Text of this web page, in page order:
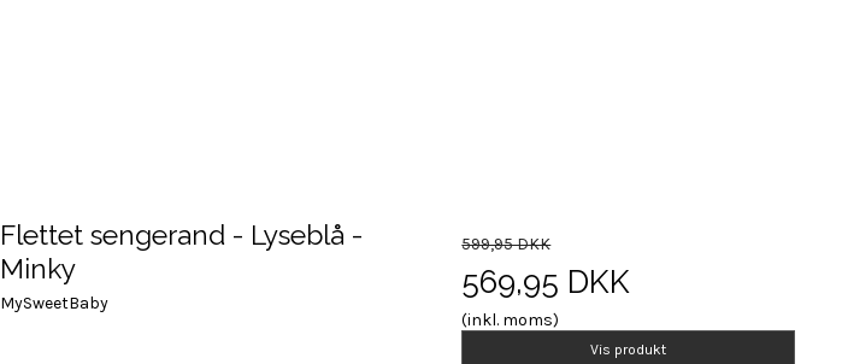
Flettet sengerand - Lyseblå -
Minky
MySweetBaby
599,95 DKK
569,95 DKK
(inkl. moms)
Vis produkt